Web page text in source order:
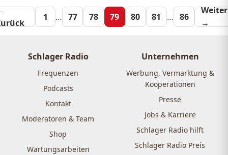
der
1 … 77 78 79 80 81 … 86
Weiter
→
Schlager Radio
Frequenzen
Podcasts
Kontakt
Moderatoren & Team
Shop
Wartungsarbeiten
Unternehmen
Werbung, Vermarktung &
Kooperationen
Presse
Jobs & Karriere
Schlager Radio hilft
Schlager Radio Preis